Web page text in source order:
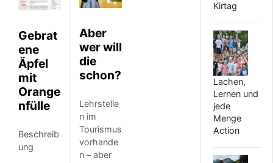
Gebrat
ene
Äpfel
mit
Orange
nfülle
Beschreib
ung
Aber
wer will
die
schon?
Lehrstelle
n im
Tourismus
vorhande
n – aber
Kirtag
Lachen,
Lernen und
jede
Menge
Action